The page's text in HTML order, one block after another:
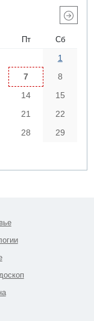
Пт Сб
1
7
8
14
15
21
22
28
29